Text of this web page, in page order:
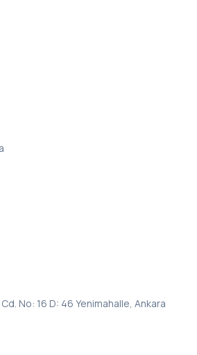
No: 16 D: 46 Yenimahalle, Ankara